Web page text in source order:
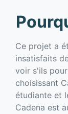
Ce projet a
insatisfaits
voir s'ils
choisissant
étudiante et
Cadena est